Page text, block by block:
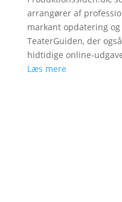
arrangører af
markant opdatering
TeaterGuiden, der
hidtidige online-
Læs mere